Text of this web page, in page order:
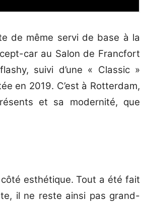
de même servi de base à la
car au Salon de Francfort
suivi d’une « Classic »
en 2019. C’est à Rotterdam,
et sa modernité, que
esthétique. Tout a été fait
il ne reste ainsi pas grand-